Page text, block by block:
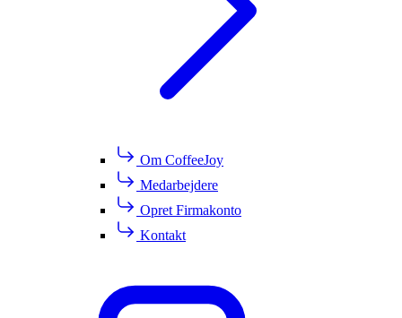
Om CoffeeJoy
Medarbejdere
Opret Firmakonto
Kontakt